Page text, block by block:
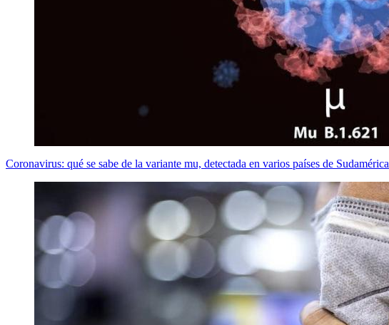
Coronavirus: qué se sabe de la variante mu, detectada en varios países de Sudamérica